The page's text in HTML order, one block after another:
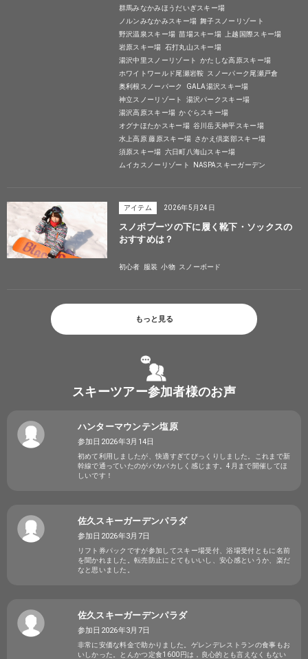
群馬みなかみほうだいぎスキー場
ノルンみなかみスキー場 舞子スノーリゾート
野沢温泉スキー場 苗場スキー場 上越国際スキー場
岩原スキー場 石打丸山スキー場
湯沢中里スノーリゾート
かたしな高原スキー場
ホワイトワールド尾瀬岩鞍 スノーパーク尾瀬戸倉
奥利根スノーパーク
GALA湯沢スキー場
神立スノーリゾート
湯沢パークスキー場
湯沢高原スキー場 かぐらスキー場
オグナほたかスキー場 谷川岳天神平スキー場
水上高原 藤原スキー場 さかえ倶楽部スキー場
須原スキー場 六日町八海山スキー場
ムイカスノーリゾート
NASPAスキーガーデン
アイテム 2026年5月24日
スノボブーツの下に履く靴下・ソックスの
おすすめは？
初心者 服装 小物 スノーボード
もっと見る
スキーツアー参加者様のお声
ハンターマウンテン塩原
参加日2026年3月14日
初めて利用しましたが、快適すぎてびっくりしました。これまで新
幹線で通っていたのがバカバカしく感じます。4月まで開催してほ
しいです！
佐久スキーガーデンパラダ
参加日2026年3月7日
リフト券パックですが参加してスキー場受付、浴場受付ともに名前
を聞かれました。転売防止にとてもいいし、安心感というか、楽だ
なと思いました。
佐久スキーガーデンパラダ
参加日2026年3月7日
非常に安価な料金で助かりました。ゲレンデレストランの食事もお
いしかった。とんかつ定食1600円は，良心的とも言えなくもない